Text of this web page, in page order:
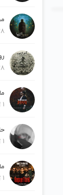
28
28
1 ژانویه 2026
1 ژانویه 2026
1 ژانویه 2026